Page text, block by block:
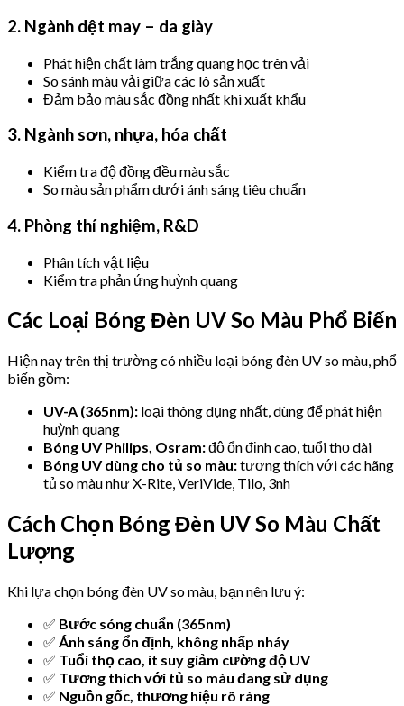
2. Ngành dệt may – da giày
Phát hiện chất làm trắng quang học trên vải
So sánh màu vải giữa các lô sản xuất
Đảm bảo màu sắc đồng nhất khi xuất khẩu
3. Ngành sơn, nhựa, hóa chất
Kiểm tra độ đồng đều màu sắc
So màu sản phẩm dưới ánh sáng tiêu chuẩn
4. Phòng thí nghiệm, R&D
Phân tích vật liệu
Kiểm tra phản ứng huỳnh quang
Các Loại Bóng Đèn UV So Màu Phổ Biến
Hiện nay trên thị trường có nhiều loại bóng đèn UV so màu, phổ
biến gồm:
UV-A (365nm): loại thông dụng nhất, dùng để phát hiện
huỳnh quang
Bóng UV Philips, Osram:độ ổn định cao, tuổi thọ dài
Bóng UV dùng cho tủ so màu:tương thích với các hãng
tủ so màu như X-Rite, VeriVide, Tilo, 3nh
Cách Chọn Bóng Đèn UV So Màu Chất
Lượng
Khi lựa chọn bóng đèn UV so màu, bạn nên lưu ý:
✅ Bước sóng chuẩn (365nm)
✅ Ánh sáng ổn định, không nhấp nháy
✅ Tuổi thọ cao, ít suy giảm cường độ UV
✅ Tương thích với tủ so màu đang sử dụng
✅ Nguồn gốc, thương hiệu rõ ràng